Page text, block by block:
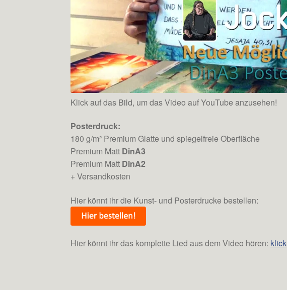
Klick auf das Bild, um das Video auf YouTube anzusehen!
Posterdruck:
180 g/m² Premium Glatte und spiegelfreie Oberfläche
Premium Matt DinA3
Premium Matt DinA2
+ Versandkosten
Hier könnt ihr die Kunst- und Posterdrucke bestellen:
Hier könnt ihr das komplette Lied aus dem Video hören: klick